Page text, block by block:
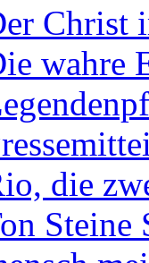
Christ
wahre
die
Steine